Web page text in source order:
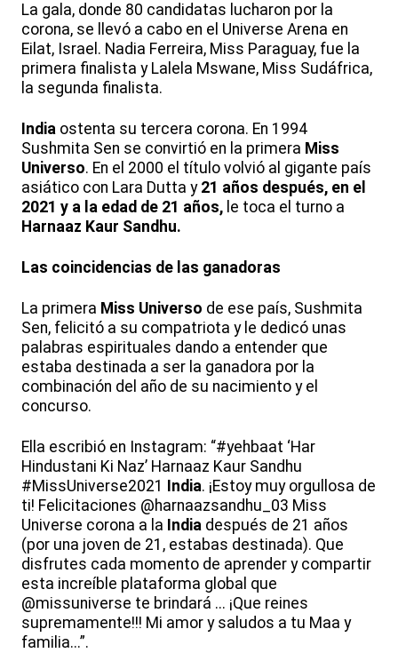
La gala, donde 80 candidatas lucharon por la
corona, se llevó a cabo en el Universe Arena en
Eilat, Israel. Nadia Ferreira, Miss Paraguay, fue la
primera finalista y Lalela Mswane, Miss Sudáfrica,
la segunda finalista.
India ostenta su tercera corona. En 1994
Sushmita Sen se convirtió en la primera Miss
Universo. En el 2000 el título volvió al gigante país
asiático con Lara Dutta y 21 años después, en el
2021 y a la edad de 21 años, le toca el turno a
Harnaaz Kaur Sandhu.
Las coincidencias de las ganadoras
La primera Miss Universo de ese país, Sushmita
Sen, felicitó a su compatriota y le dedicó unas
palabras espirituales dando a entender que
estaba destinada a ser la ganadora por la
combinación del año de su nacimiento y el
concurso.
Ella escribió en Instagram: “#yehbaat ‘Har
Hindustani Ki Naz’ Harnaaz Kaur Sandhu
#MissUniverse2021
India. ¡Estoy muy orgullosa de
ti! Felicitaciones @harnaazsandhu_03 Miss
Universe corona a la India después de 21 años
(por una joven de 21, estabas destinada). Que
disfrutes cada momento de aprender y compartir
esta increíble plataforma global que
@missuniverse te brindará ... ¡Que reines
supremamente!!! Mi amor y saludos a tu Maa y
familia...”.